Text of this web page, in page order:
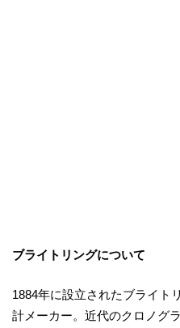
ブライトリングについて
1884年に設立されたブライト
計メーカー。近代のクロノグ